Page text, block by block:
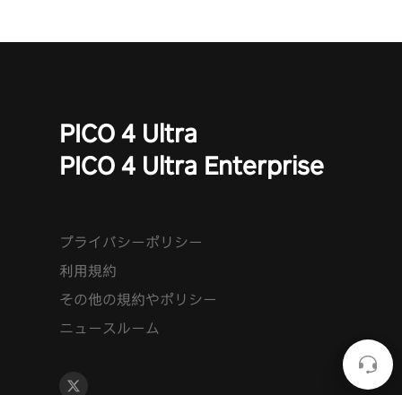
PICO 4 Ultra
PICO 4 Ultra Enterprise
プライバシーポリシー
利用規約
その他の規約やポリシー
ニュースルーム